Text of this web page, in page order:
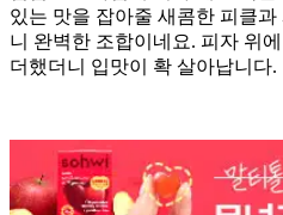
있는 맛을 잡아줄 새콤한 피클과
니 완벽한 조합이네요. 피자 위
더했더니 입맛이 확 살아납니다.